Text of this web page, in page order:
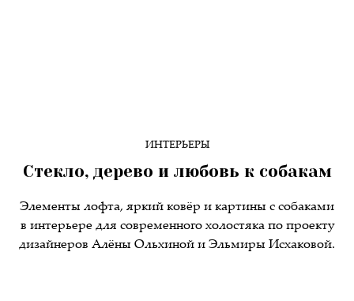
ИНТЕРЬЕРЫ
Стекло, дерево и любовь к собакам
Элементы лофта, яркий ковёр и картины с собаками
в интерьере для современного холостяка по проекту
дизайнеров Алёны Ольхиной и Эльмиры Исхаковой.